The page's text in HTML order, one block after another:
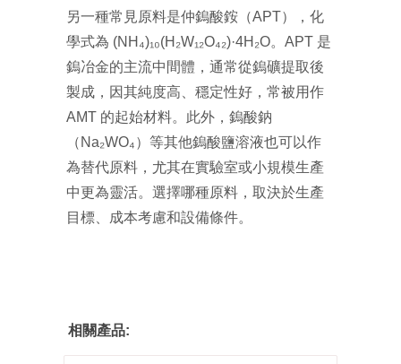
另一種常見原料是仲鎢酸銨（APT），化
學式為 (NH₄)₁₀(H₂W₁₂O₄₂)·4H₂O。APT 是
鎢冶金的主流中間體，通常從鎢礦提取後
製成，因其純度高、穩定性好，常被用作
AMT 的起始材料。此外，鎢酸鈉
（Na₂WO₄）等其他鎢酸鹽溶液也可以作
為替代原料，尤其在實驗室或小規模生產
中更為靈活。選擇哪種原料，取決於生產
目標、成本考慮和設備條件。
相關產品: